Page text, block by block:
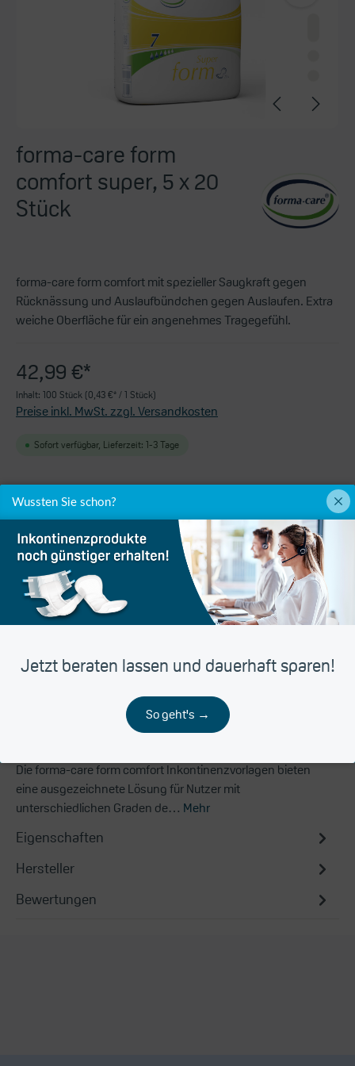
forma-care form
comfort super, 5 x 20
Stück
forma-care form comfort mit spezieller Saugkraft gegen
Rücknässung und Auslaufbündchen gegen Auslaufen. Extra
weiche Oberfläche für ein angenehmes Tragegefühl.
42,99 €*
Inhalt: 100 Stück (0,43 €* / 1 Stück)
Preise inkl. MwSt. zzgl. Versandkosten
Sofort verfügbar, Lieferzeit: 1-3 Tage
In den Warenkorb
Produktnummer:7045-01
Die forma-care form comfort Inkontinenzvorlagen bieten
eine ausgezeichnete Lösung für Nutzer mit
unterschiedlichen Graden de… Mehr
Eigenschaften
Hersteller
Bewertungen
Wussten Sie schon?
Jetzt beraten lassen und dauerhaft sparen!
So geht's →